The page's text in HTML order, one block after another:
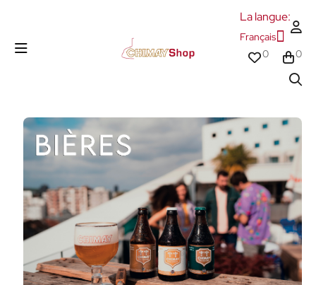
La langue:
Français
0
0